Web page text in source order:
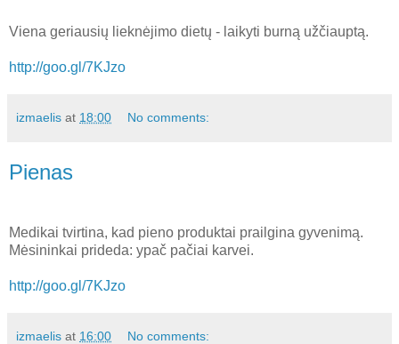
Viena geriausių lieknėjimo dietų - laikyti burną užčiauptą.
http://goo.gl/7KJzo
izmaelis at 18:00 No comments:
Pienas
Medikai tvirtina, kad pieno produktai prailgina gyvenimą.
Mėsininkai prideda: ypač pačiai karvei.
http://goo.gl/7KJzo
izmaelis at 16:00 No comments: